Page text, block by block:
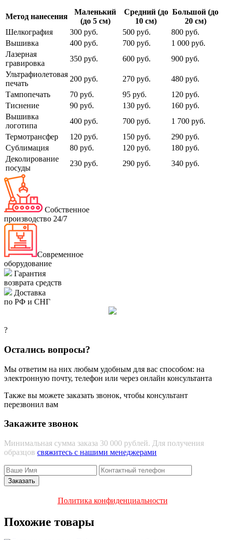
Метод нанесения
Маленький
(до 5 см)
Средний (до
10 см)
Большой (до
20 см)
Шелкография
300 руб. 500 руб.
800 руб.
Вышивка
400 руб. 700 руб.
1 000 руб.
Лазерная
гравировка
350 руб. 600 руб.
900 руб.
Ультрафиолетовая
печать
200 руб. 270 руб.
480 руб.
Тампопечать
70 руб. 95 руб.
120 руб.
Тиснение
90 руб. 130 руб.
160 руб.
Вышивка
логотипа
400 руб. 700 руб.
1 700 руб.
Термотрансфер
120 руб. 150 руб.
290 руб.
Сублимация
80 руб. 120 руб.
180 руб.
Деколирование
посуды
230 руб. 290 руб. 340 руб.
Собственное
производство 24/7
Современное
оборудование
Гарантия
возврата средств
Доставка
по РФ и СНГ
?
Остались вопросы?
Мы ответим на них любым удобным для вас способом: на
электронную почту, телефон или через онлайн консультанта
Также вы можете заказать звонок, чтобы консультант
перезвонил вам
Закажите звонок
Минимальная сумма заказа 30 000 рублей. Для получения
образцов свяжитесь с нашими менеджерами
Политика конфиденциальности
Похожие товары